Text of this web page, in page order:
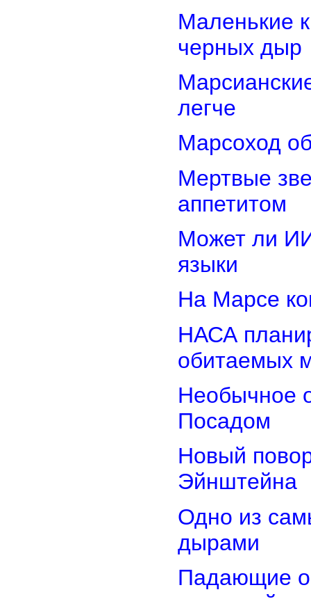
Маленькие
черных дыр
легче
Марсоход
Мертвые
аппетитом
Может ли
языки
На Марсе
НАСА
обитаемых
Необычное
Посадом
Новый
Эйнштейна
Одно из
дырами
Падающие